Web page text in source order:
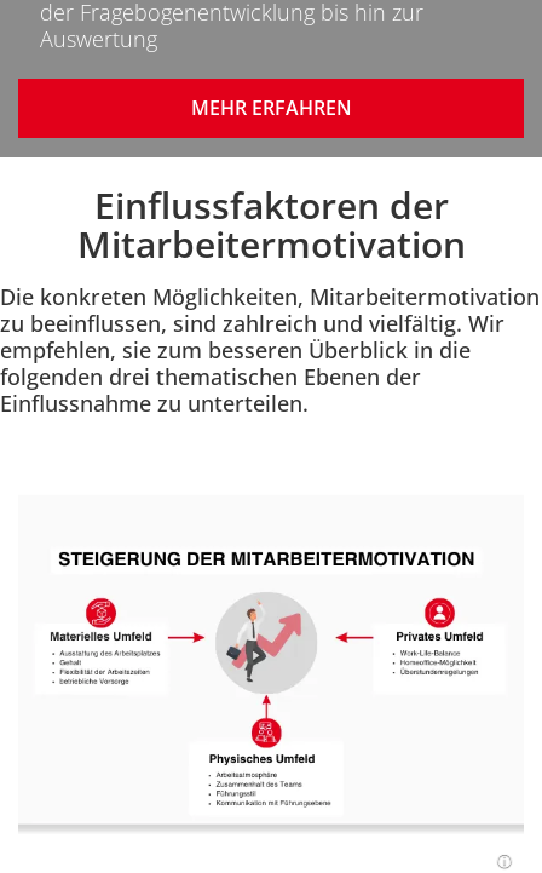
der Fragebogenentwicklung bis hin zur
Auswertung
MEHR ERFAHREN
Einleitung
Einflussfaktoren der
Mitarbeitermotivation
Die konkreten Möglichkeiten, Mitarbeitermotivation
zu beeinflussen, sind zahlreich und vielfältig. Wir
empfehlen, sie zum besseren Überblick in die
folgenden drei thematischen Ebenen der
Einflussnahme zu unterteilen.